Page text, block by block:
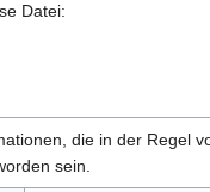
Datei:
die in der Regel
sein.